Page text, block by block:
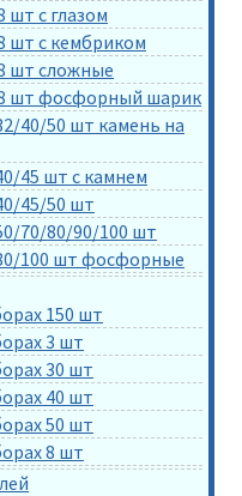
шт с глазом
шт с кембриком
шт сложные
шт фосфорный шарик
40/50 шт камень на
45 шт с камнем
45/50 шт
70/80/90/100 шт
100 шт фосфорные
150 шт
3 шт
30 шт
40 шт
50 шт
8 шт